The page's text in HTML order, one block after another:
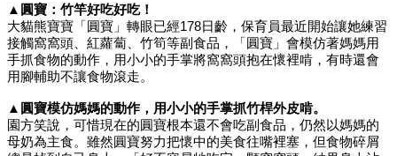
▲圓寶：竹竿好吃好吃！
大貓熊寶寶「圓寶」轉眼已經178日齡，保育員最近開始讓她練習
接觸窩窩頭、紅蘿蔔、竹筍等副食品，「圓寶」會模仿著媽媽用
手抓食物的動作，用小小的手掌將窩窩頭抱在懷裡啃，有時還會
用腳輔助不讓食物滾走。
▲圓寶模仿媽媽的動作，用小小的手掌抓竹桿外皮啃。
園方笑說，可惜現在的圓寶根本還不會吃副食品，仍然以媽媽的
母奶為主食。雖然圓寶努力把懷中的美食往嘴裡塞，但食物碎屑